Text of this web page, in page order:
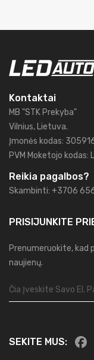
Kontaktai
MB "STK Prekyba"
Vilnius, Lietuva.
Įmonės kodas:
PVM Moketojo kodas:
Reikia pagalbos?
Skambinti: +3706
PRISIJUNKITE
Prenumeruokite, kad
naujienų.
SEKITE MUS: